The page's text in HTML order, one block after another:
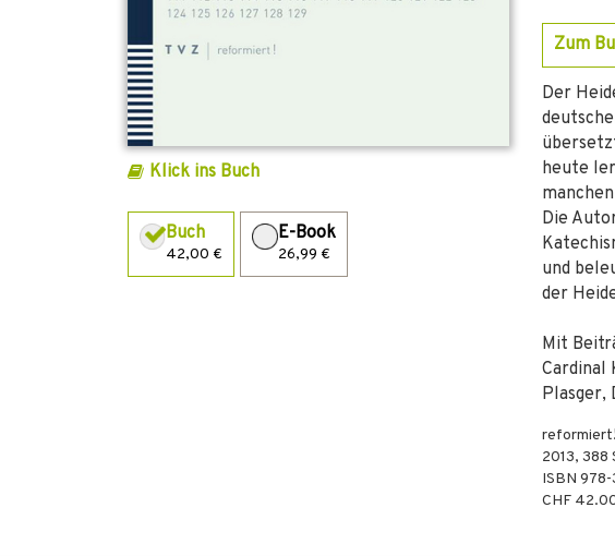
Klick ins Buch
Buch
42,00 €
E-Book
26,99 €
Zum
Der
heute
Die
und
der
Mit
Cardinal
Plasger,
2013, 388
ISBN 978-
CHF